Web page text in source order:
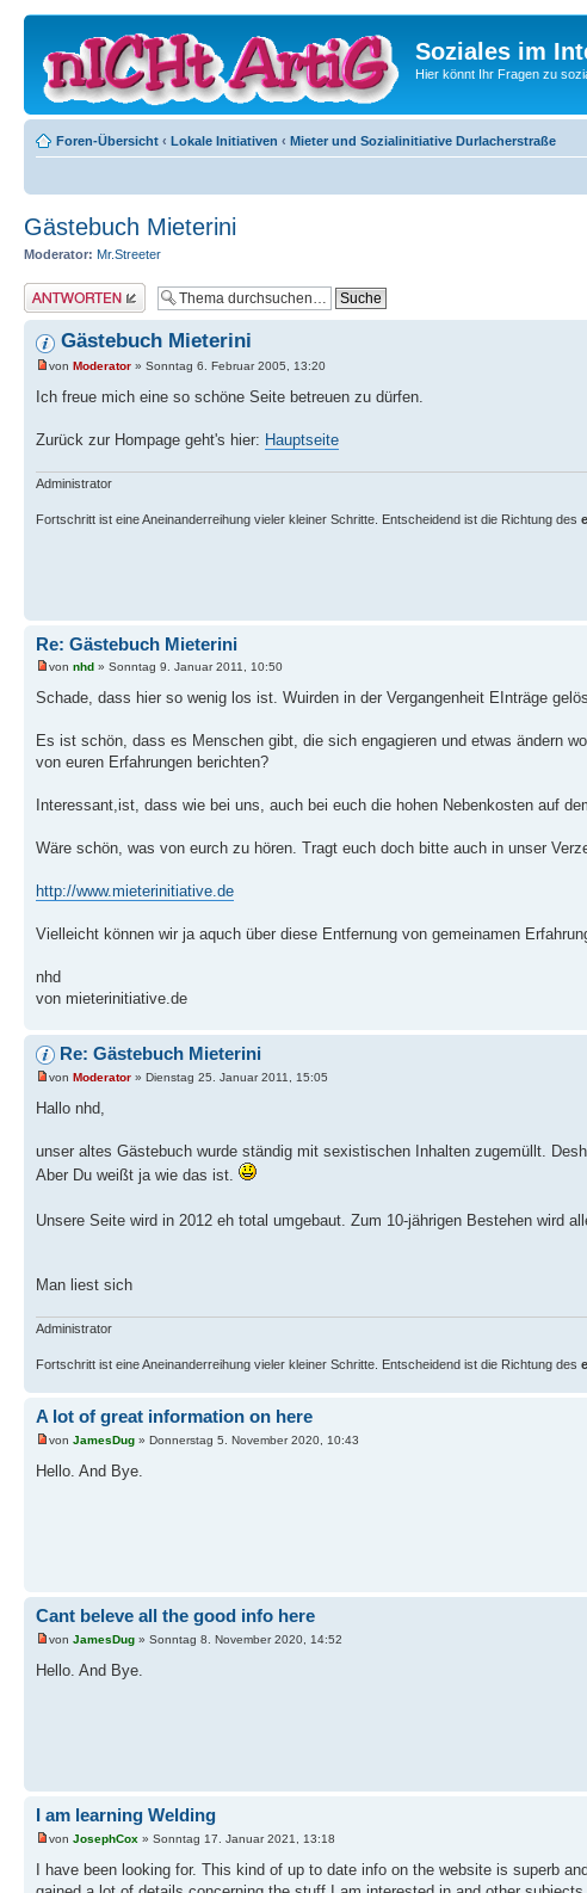
Soziales im
Hier könnt Ihr Fragen zu
Foren-Übersicht ‹ Lokale Initiativen ‹ Mieter und Sozialinitiative Durlacherstraße
Gästebuch Mieterini
Moderator: Mr.Streeter
Antwort erstellen
Gästebuch Mieterini
von Moderator » Sonntag 6. Februar 2005, 13:20
Ich freue mich eine so schöne Seite betreuen zu dürfen.
Zurück zur Hompage geht's hier: Hauptseite
Administrator
Fortschritt ist eine Aneinanderreihung vieler kleiner Schritte. Entscheidend ist die Richtung des
Re: Gästebuch Mieterini
von nhd » Sonntag 9. Januar 2011, 10:50
Schade, dass hier so wenig los ist. Wuirden in der Vergangenheit EInträge
Es ist schön, dass es Menschen gibt, die sich engagieren und etwas ändern
von euren Erfahrungen berichten?
Interessant,ist, dass wie bei uns, auch bei euch die hohen Nebenkosten auf
Wäre schön, was von eurch zu hören. Tragt euch doch bitte auch in unser
http://www.mieterinitiative.de
Vielleicht können wir ja aquch über diese Entfernung von gemeinamen
nhd
von mieterinitiative.de
Re: Gästebuch Mieterini
von Moderator » Dienstag 25. Januar 2011, 15:05
Hallo nhd,
unser altes Gästebuch wurde ständig mit sexistischen Inhalten zugemüllt.
Aber Du weißt ja wie das ist.
Unsere Seite wird in 2012 eh total umgebaut. Zum 10-jährigen Bestehen wird
Man liest sich
Administrator
Fortschritt ist eine Aneinanderreihung vieler kleiner Schritte. Entscheidend ist die Richtung des
A lot of great information on here
von JamesDug » Donnerstag 5. November 2020, 10:43
Hello. And Bye.
Cant beleve all the good info here
von JamesDug » Sonntag 8. November 2020, 14:52
Hello. And Bye.
I am learning Welding
von JosephCox » Sonntag 17. Januar 2021, 13:18
I have been looking for. This kind of up to date info on the website is superb